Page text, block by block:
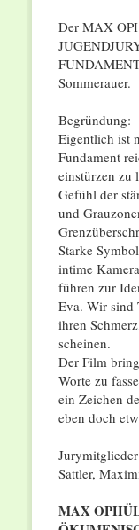
Der MAX
Sommerauer.
Begründung:
Eigentlich ist
Fundament
einstürzen zu
Gefühl der
und
Starke
intime
führen zur
Eva. Wir sind
ihren
scheinen.
Der Film
Worte zu
ein Zeichen
eben doch
Sattler,
MAX